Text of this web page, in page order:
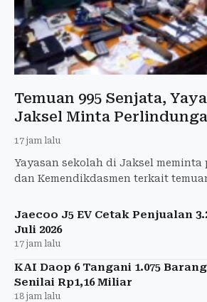
Temuan 995 Senjata,
Jaksel Minta
17 jam lalu
Yayasan sekolah di Jaksel meminta
dan Kemendikdasmen terkait
Jaecoo J5 EV Cetak Penjualan
Juli 2026
17 jam lalu
KAI Daop 6 Tangani 1.075
Senilai Rp1,16 Miliar
18 jam lalu